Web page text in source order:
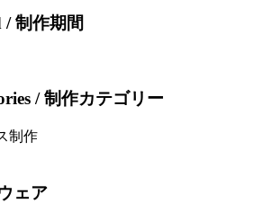
/ 制作期間
/ 制作カテゴリー
制作
ェア